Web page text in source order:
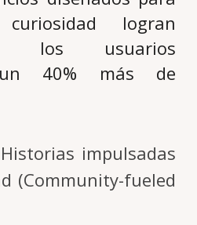
logran
los usuarios
un 40% más de
impulsadas
(Community-fueled